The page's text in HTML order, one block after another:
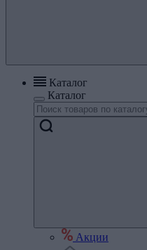
Каталог
Каталог
Акции